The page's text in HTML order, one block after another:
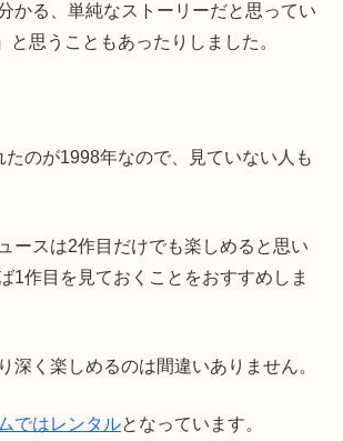
かる、単純なストーリーだと思ってい
と思うこともあったりしました。
たのが1998年なので、見ていない人も
ースは2作目だけでも楽しめると思い
1作目を見ておくことをおすすめしま
深く楽しめるのは間違いありません。
ではレンタルとなっています。